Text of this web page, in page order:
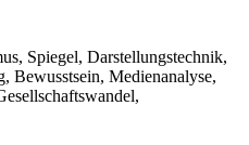
Spiegel, Darstellungstechnik,
Bewusstsein, Medienanalyse,